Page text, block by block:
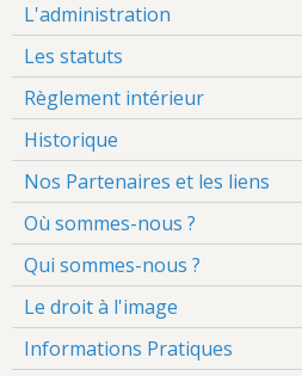
L'administration
Les statuts
Règlement intérieur
Historique
Nos Partenaires et les liens
Où sommes-nous ?
Qui sommes-nous ?
Le droit à l'image
Informations Pratiques